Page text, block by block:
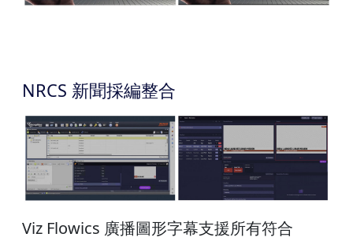
NRCS 新聞採編整合
Viz Flowics 廣播圖形字幕支援所有符合